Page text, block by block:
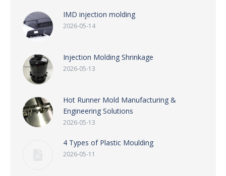
IMD injection molding
2026-05-14
Injection Molding Shrinkage
2026-05-13
Hot Runner Mold Manufacturing &
Engineering Solutions
2026-05-13
4 Types of Plastic Moulding
2026-05-11